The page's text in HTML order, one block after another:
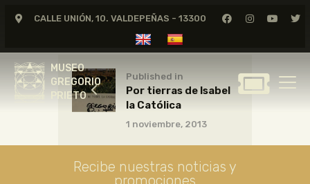
CALLE UNIÓN, 10. VALDEPEÑAS - 13300
MUSEO
GREGORIO
PRIETO
MUSEO
GREGORIO
GREGORIO PRIETO
CERTAMEN DE DIBUJO
Published in
Por tierras de Isabel
la Católica
1 noviembre, 2013
Recibe nuestras noticias y